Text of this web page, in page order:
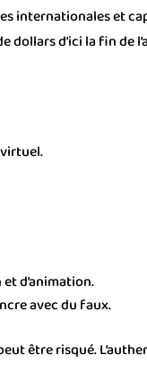
internationales et
d’ici la fin de
d’animation.
avec du faux.
être risqué.